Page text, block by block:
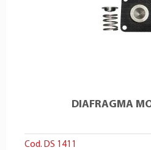
DIAFRAGMA
Cod. DS 1411